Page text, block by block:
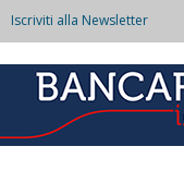
Iscriviti alla Newsletter